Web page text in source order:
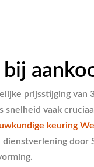
prijsstijging van
vaak
keuring
door